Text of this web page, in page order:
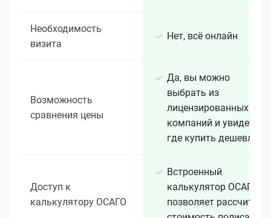
Необходимость
визита
Нет, всё онлайн
Возможность
сравнения цены
Да, вы можно
выбрать из
лицензированных 15+
компаний и увидеть,
где купить дешевле
Доступ к
калькулятору ОСАГО
Встроенный
калькулятор ОСАГО
позволяет рассчитать